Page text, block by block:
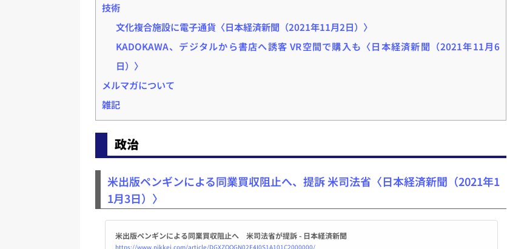
技術
文化複合施設に電子通貨〈日本経済新聞（2021年11月2日）〉
KADOKAWA、デジタルから書店へ誘客 VR空間で購入も〈日本経済新聞（2021年11月6
日）〉
メルマガについて
雑記
政治
米出版ペンギンによる同業買収阻止へ、提訴 米司法省〈日本経済新聞（2021年1
1月3日）〉
米出版ペンギンによる同業買収阻止へ 米司法省が提訴 - 日本経済新聞
https://www.nikkei.com/article/DGXZQOGN02E4I0S1A101C2000000/